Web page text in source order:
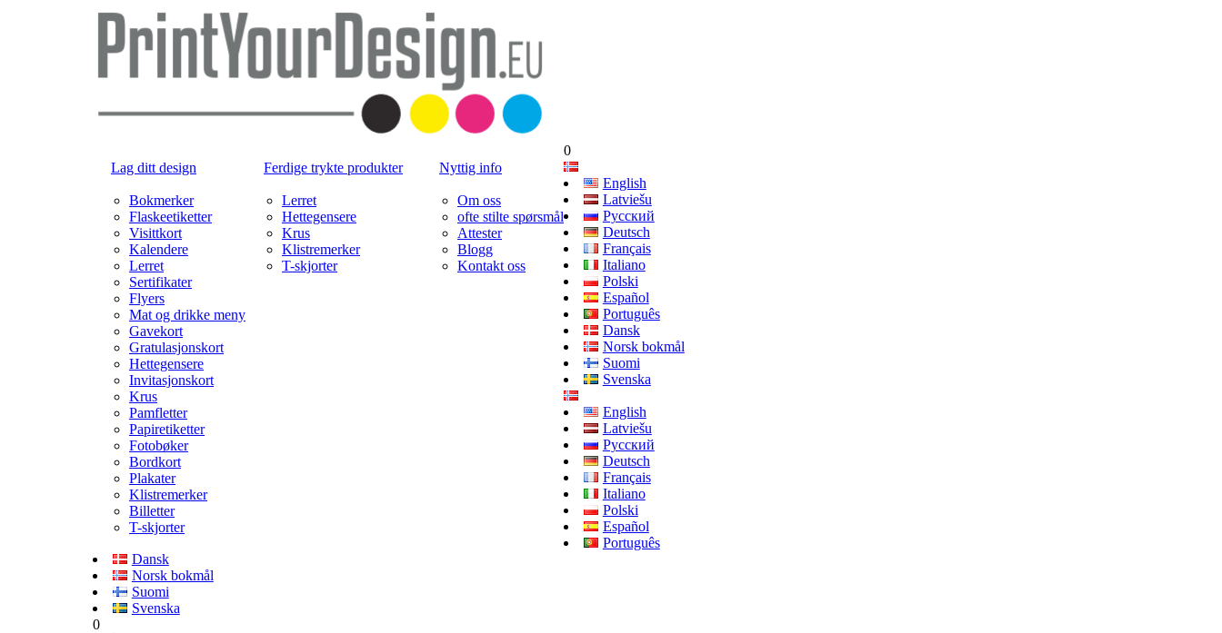
Lag ditt design
Bokmerker
Flaskeetiketter
Visittkort
Kalendere
Lerret
Sertifikater
Flyers
Mat og drikke meny
Gavekort
Gratulasjonskort
Hettegensere
Invitasjonskort
Krus
Pamfletter
Papiretiketter
Fotobøker
Bordkort
Plakater
Klistremerker
Billetter
T-skjorter
Ferdige trykte produkter
Lerret
Hettegensere
Krus
Klistremerker
T-skjorter
Nyttig info
Om oss
ofte stilte spørsmål
Attester
Blogg
Kontakt oss
0
English
Latviešu
Русский
Deutsch
Français
Italiano
Polski
Español
Português
Dansk
Norsk bokmål
Suomi
Svenska
English
Latviešu
Русский
Deutsch
Français
Italiano
Polski
Español
Português
Dansk
Norsk bokmål
Suomi
Svenska
0